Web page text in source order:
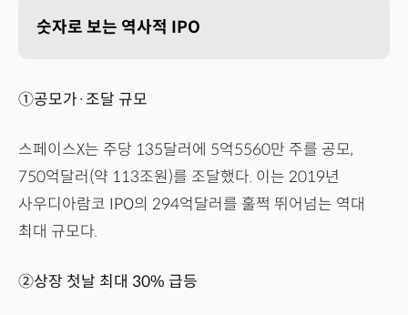
숫자로 보는 역사적 IPO
①공모가·조달 규모
스페이스X는 주당 135달러에 5억5560만 주를 공모,
750억달러(약 113조원)를 조달했다. 이는 2019년
사우디아람코 IPO의 294억달러를 훌쩍 뛰어넘는 역대
최대 규모다.
②상장 첫날 최대 30% 급등